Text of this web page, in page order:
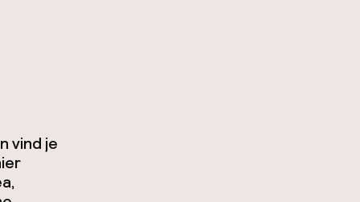
vind je